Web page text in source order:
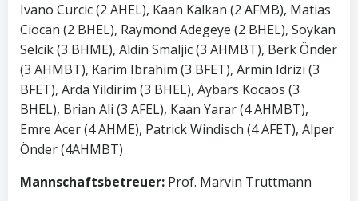
Ivano Curcic (2 AHEL), Kaan Kalkan (2 AFMB), Matias
Ciocan (2 BHEL), Raymond Adegeye (2 BHEL), Soykan
Selcik (3 BHME), Aldin Smaljic (3 AHMBT), Berk Önder
(3 AHMBT), Karim Ibrahim (3 BFET), Armin Idrizi (3
BFET), Arda Yildirim (3 BHEL), Aybars Kocaös (3
BHEL), Brian Ali (3 AFEL), Kaan Yarar (4 AHMBT),
Emre Acer (4 AHME), Patrick Windisch (4 AFET), Alper
Önder (4AHMBT)
Mannschaftsbetreuer: Prof. Marvin Truttmann